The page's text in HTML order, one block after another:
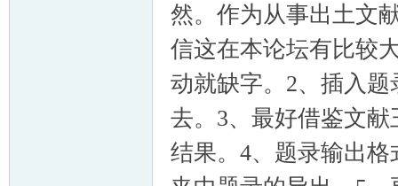
然。作为从事出土文
信这在本论坛有比较
动就缺字。2、插入
去。3、最好借鉴文
结果。4、题录输出